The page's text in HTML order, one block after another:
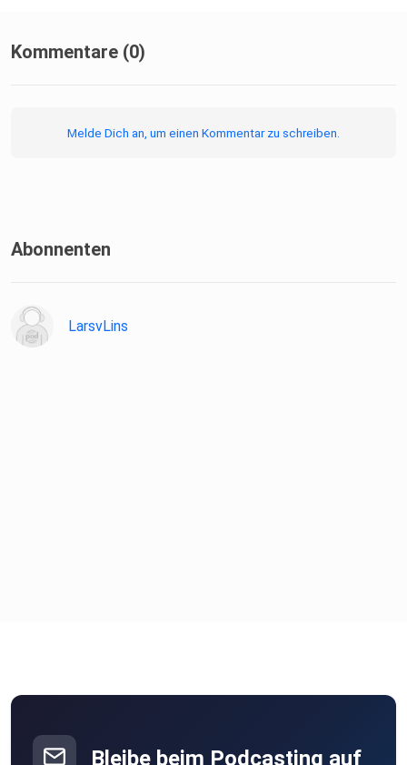
Kommentare (0)
Melde Dich an, um einen Kommentar zu schreiben.
Abonnenten
LarsvLins
Bleibe beim Podcasting auf